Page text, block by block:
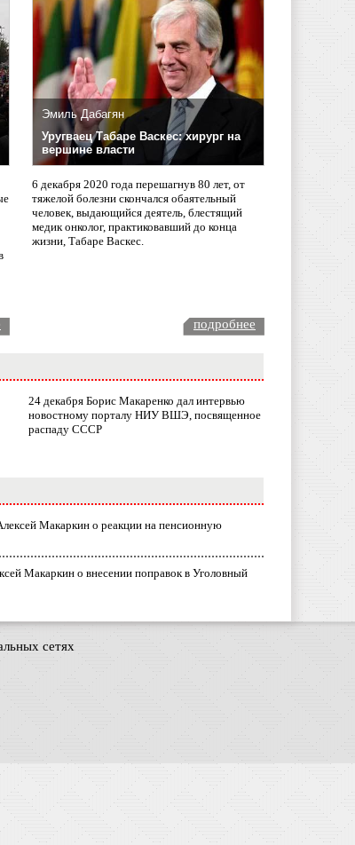
Эмиль Дабагян
Уругваец Табаре Васкес: хирург на
вершине власти
6 декабря 2020 года перешагнув 80 лет, от
тяжелой болезни скончался обаятельный
человек, выдающийся деятель, блестящий
медик онколог, практиковавший до конца
жизни, Табаре Васкес.
подробнее
24 декабря Борис Макаренко дал интервью
новостному порталу НИУ ВШЭ, посвященное
распаду СССР
Макаркин о реакции на пенсионную
Макаркин о внесении поправок в Уголовный
сетях